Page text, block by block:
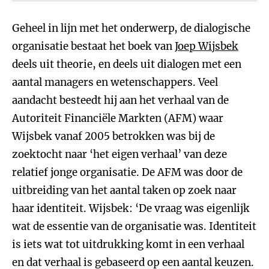
Geheel in lijn met het onderwerp, de dialogische
organisatie bestaat het boek vanJoep Wijsbek
deels uit theorie, en deels uit dialogen met een
aantal managers en wetenschappers. Veel
aandacht besteedt hij aan het verhaal van de
Autoriteit Financiële Markten (AFM) waar
Wijsbek vanaf 2005 betrokken was bij de
zoektocht naar ‘het eigen verhaal’ van deze
relatief jonge organisatie. De AFM was door de
uitbreiding van het aantal taken op zoek naar
haar identiteit. Wijsbek: ‘De vraag was eigenlijk
wat de essentie van de organisatie was. Identiteit
is iets wat tot uitdrukking komt in een verhaal
en dat verhaal is gebaseerd op een aantal keuzen.